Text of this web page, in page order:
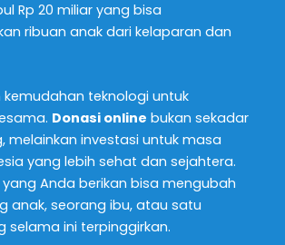
Rp 20 miliar yang bisa
ribuan anak dari kelaparan dan
kemudahan teknologi untuk
Donasi online bukan sekadar
melainkan investasi untuk masa
yang lebih sehat dan sejahtera.
Anda berikan bisa mengubah
anak, seorang ibu, atau satu
selama ini terpinggirkan.